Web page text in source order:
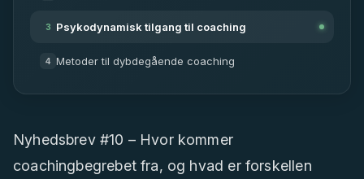
3 Psykodynamisk tilgang til coaching
4 Metoder til dybdegående coaching
Nyhedsbrev #10 – Hvor kommer
coachingbegrebet fra, og hvad er forskellen